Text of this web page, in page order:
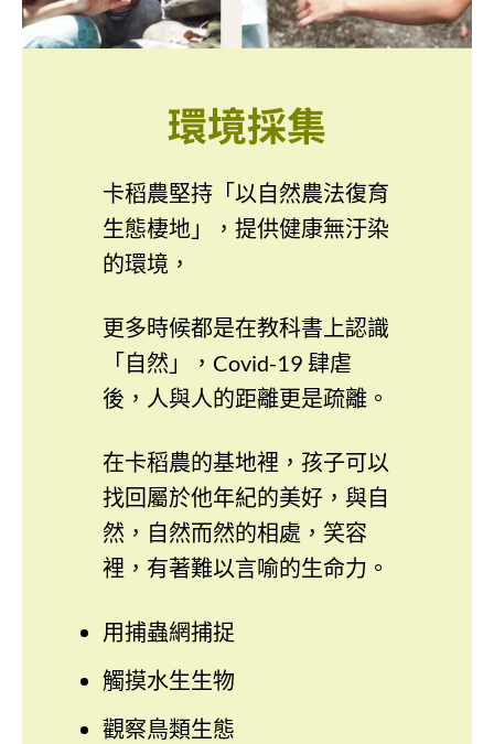
環境採集
卡稻農堅持「以自然農法復育
生態棲地」，提供健康無汙染
的環境，
更多時候都是在教科書上認識
「自然」，Covid-19 肆虐
後，人與人的距離更是疏離。
在卡稻農的基地裡，孩子可以
找回屬於他年紀的美好，與自
然，自然而然的相處，笑容
裡，有著難以言喻的生命力。
用捕蟲網捕捉
觸摸水生生物
觀察鳥類生態